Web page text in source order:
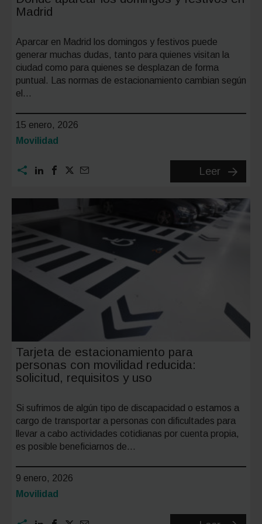
Madrid
Aparcar en Madrid los domingos y festivos puede
generar muchas dudas, tanto para quienes visitan la
ciudad como para quienes se desplazan de forma
puntual. Las normas de estacionamiento cambian según
el…
15 enero, 2026
Categoría:
Movilidad
Leer
Dónde
los
Tarjeta de estacionamiento para
personas con movilidad reducida:
solicitud, requisitos y uso
Si sufrimos de algún tipo de discapacidad o estamos a
cargo de transportar a personas con dificultades para
llevar a cabo actividades cotidianas por cuenta propia,
es posible beneficiarnos de…
9 enero, 2026
Categoría:
Movilidad